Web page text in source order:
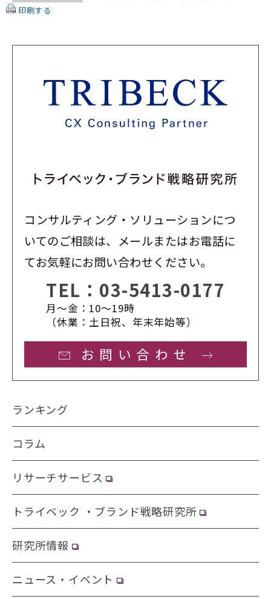
印刷する
コンサルティング・ソリューションにつ
いてのご相談は、メールまたはお電話に
てお気軽にお問い合わせください。
TEL： 03-5413-0177
月〜金：10〜19時
（休業：土日祝、年末年始等）
お問い合わせ
ランキング
コラム
リサーチサービス
トライベック ・ブランド戦略研究所
研究所情報
ニュース・イベント